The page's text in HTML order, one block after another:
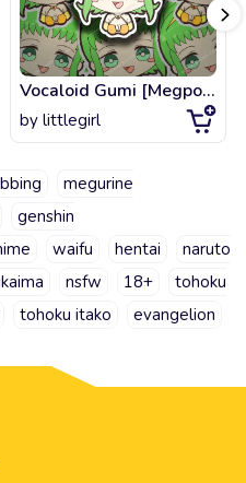
Vocaloid Gumi [Megpoid] (English Design)
by littlegirl
megurine
genshin
waifu hentai
naruto
nsfw 18+
tohoku
tohoku itako evangelion